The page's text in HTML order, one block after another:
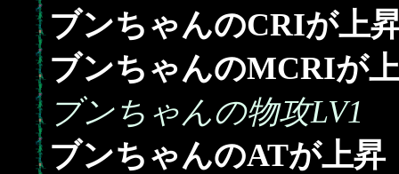
ブンちゃんのCRIが上
ブンちゃんのMCRIが
ブンちゃんの物攻LV1
ブンちゃんのATが上昇